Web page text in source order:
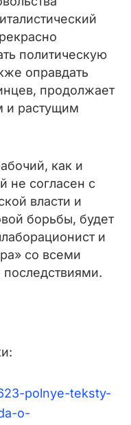
политическую
оправдать
продолжает
и растущим
как и
не согласен с
власти и
борьбы, будет
и
со всеми
polnye-teksty-
o-